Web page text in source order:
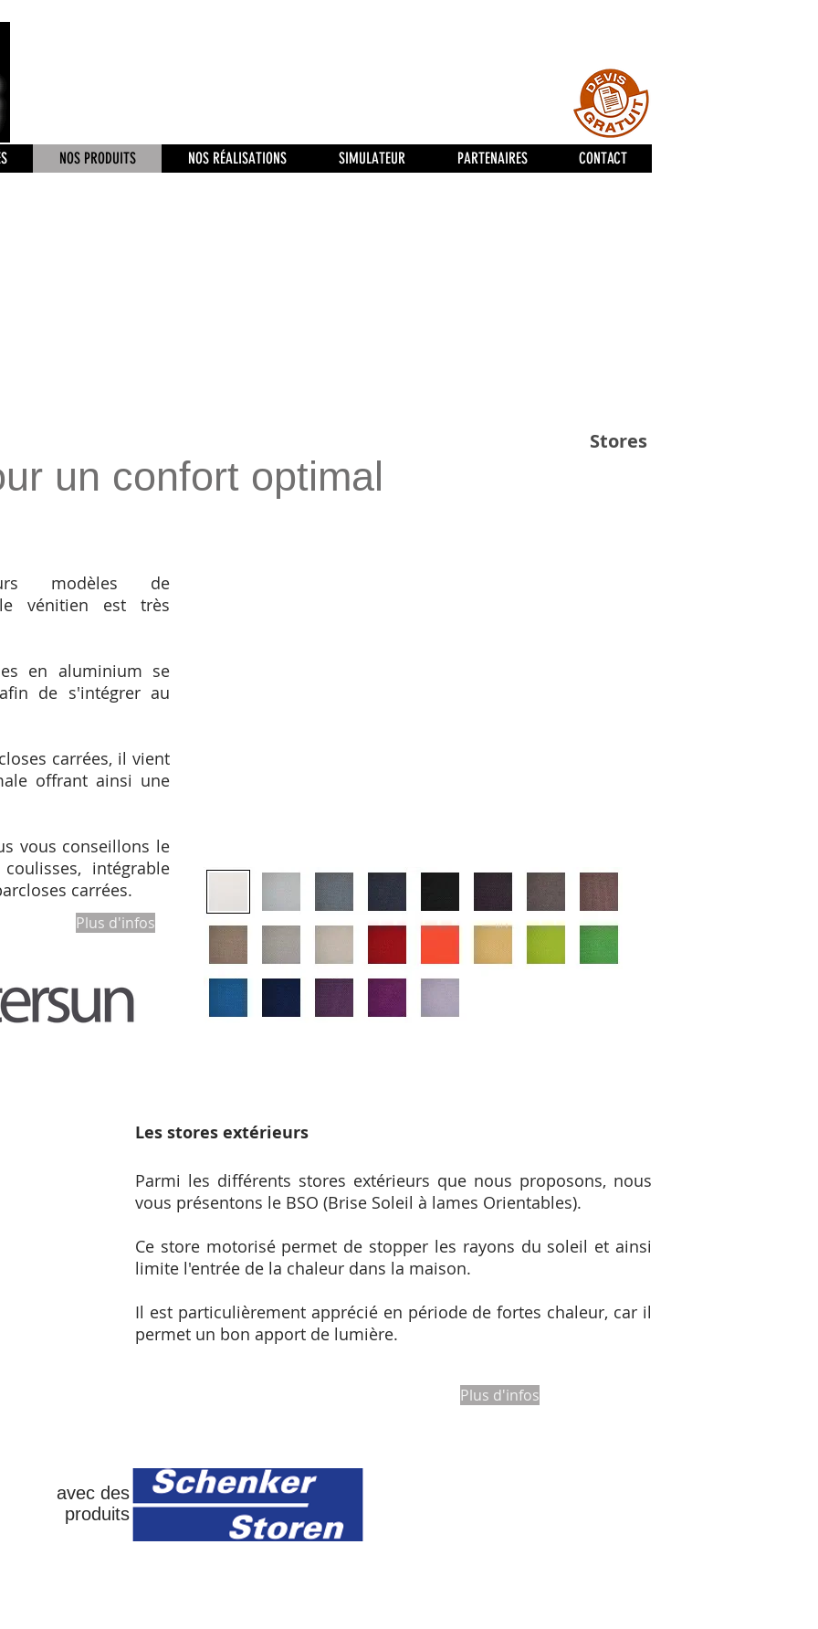
NOS PRODUITS NOS RÉALISATIONS SIMULATEUR PARTENAIRES CONTACT
Stores
un confort optimal
modèles de
vénitien est très
en aluminium se
de s'intégrer au
carrées, il vient
offrant ainsi une
vous conseillons le
intégrable
carrées.
Plus d'infos
avec des
produits
Les stores extérieurs
Parmi les différents stores extérieurs que nous proposons, nous
vous présentons le BSO (Brise Soleil à lames Orientables).
Ce store motorisé permet de stopper les rayons du soleil et ainsi
limite l'entrée de la chaleur dans la maison.
Il est particulièrement apprécié en période de fortes chaleur, car il
permet un bon apport de lumière.
Plus d'infos